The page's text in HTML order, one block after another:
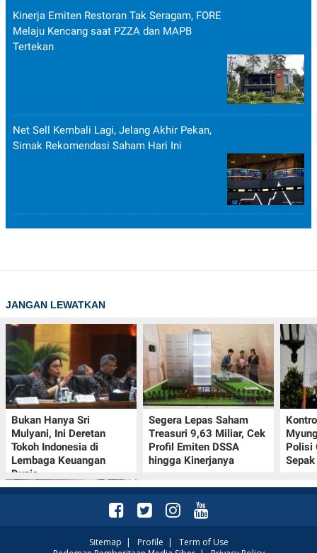
Kinerja Emiten Restoran Tak Seragam, FORE
Melaju Kencang saat PZZA dan MAPB
Tertekan
Net Sell Kembali Lagi, Jelang Akhir Pekan,
Simak Rekomendasi Saham Hari Ini
JANGAN LEWATKAN
Bukan Hanya Sri
Mulyani, Ini Deretan
Tokoh Indonesia di
Lembaga Keuangan
Dunia
Segera Lepas Saham
Treasuri 9,63 Miliar, Cek
Profil Emiten DSSA
hingga Kinerjanya
Polisi
Sitemap | Profile | Term of Use